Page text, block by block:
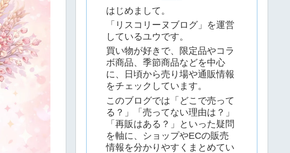
はじめまして。
「リスコリーヌブログ」を運営
しているユウです。
買い物が好きで、限定品やコラ
ボ商品、季節商品などを中心
に、日頃から売り場や通販情報
をチェックしています。
このブログでは「どこで売って
る？」「売ってない理由は？」
「再販はある？」といった疑問
を軸に、ショップやECの販売
情報を分かりやすくまとめてい